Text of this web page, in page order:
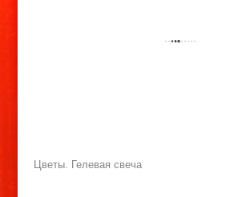
Цветы. Гелевая свеча